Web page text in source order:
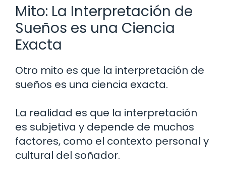
Mito: La Interpretación de
Sueños es una Ciencia
Exacta
Otro mito es que la interpretación de
sueños es una ciencia exacta.
La realidad es que la interpretación
es subjetiva y depende de muchos
factores, como el contexto personal y
cultural del soñador.